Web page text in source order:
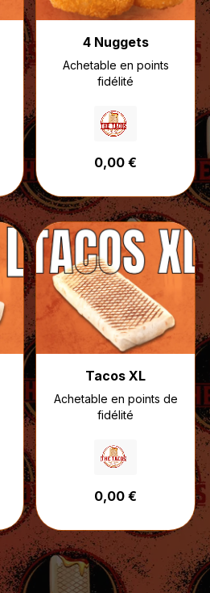
4 Nuggets
Achetable en points
fidélité
0,00 €
Tacos XL
Achetable en points de
fidélité
0,00 €